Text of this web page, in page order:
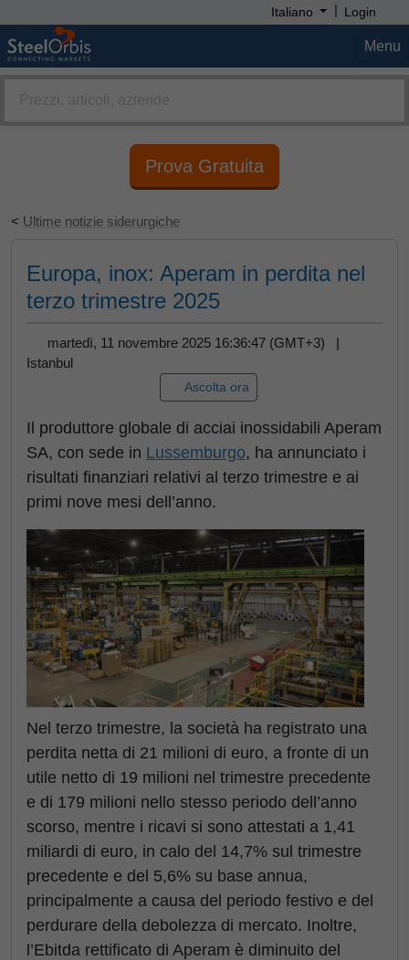
Italiano | Login
Menu
Prova Gratuita
< Ultime notizie siderurgiche
Europa, inox: Aperam in perdita nel
terzo trimestre 2025
martedì, 11 novembre 2025 16:36:47 (GMT+3) |
Istanbul
Ascolta ora
Il produttore globale di acciai inossidabili Aperam
SA, con sede in Lussemburgo, ha annunciato i
risultati finanziari relativi al terzo trimestre e ai
primi nove mesi dell’anno.
Nel terzo trimestre, la società ha registrato una
perdita netta di 21 milioni di euro, a fronte di un
utile netto di 19 milioni nel trimestre precedente
e di 179 milioni nello stesso periodo dell’anno
scorso, mentre i ricavi si sono attestati a 1,41
miliardi di euro, in calo del 14,7% sul trimestre
precedente e del 5,6% su base annua,
principalmente a causa del periodo festivo e del
perdurare della debolezza di mercato. Inoltre,
l’Ebitda rettificato di Aperam è diminuito del